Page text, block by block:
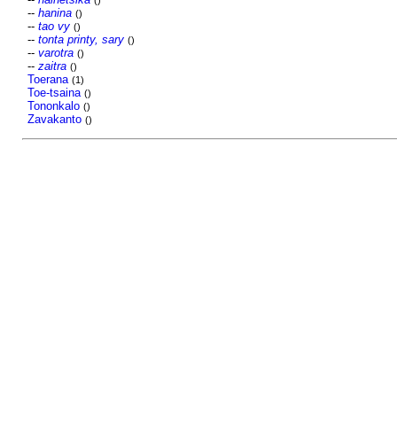
-- hanina ()
-- tao vy ()
-- tonta printy, sary ()
-- varotra ()
-- zaitra ()
Toerana (1)
Toe-tsaina ()
Tononkalo ()
Zavakanto ()